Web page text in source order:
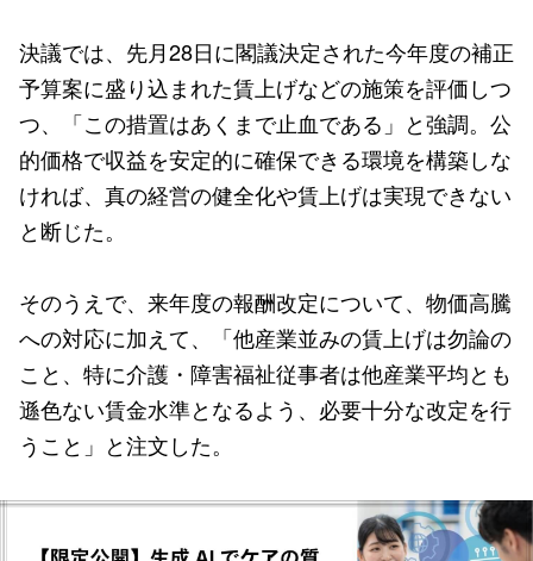
決議では、先月28日に閣議決定された今年度の補正
予算案に盛り込まれた賃上げなどの施策を評価しつ
つ、「この措置はあくまで止血である」と強調。公
的価格で収益を安定的に確保できる環境を構築しな
ければ、真の経営の健全化や賃上げは実現できない
と断じた。
そのうえで、来年度の報酬改定について、物価高騰
への対応に加えて、「他産業並みの賃上げは勿論の
こと、特に介護・障害福祉従事者は他産業平均とも
遜色ない賃金水準となるよう、必要十分な改定を行
うこと」と注文した。